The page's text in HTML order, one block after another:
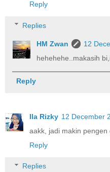
Reply
Replies
HM Zwan
12
hehehehe..makasih
Reply
Ila Rizky 12 December
aakk, jadi makin pengen
Reply
Replies